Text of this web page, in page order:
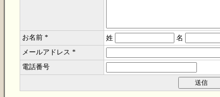
お名前 * 姓
名
メールアドレス *
電話番号